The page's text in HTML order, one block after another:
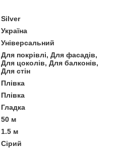
Silver
Україна
Універсальний
Для покрівлі, Для фасадів,
Для цоколів, Для балконів,
Для стін
Плівка
Плівка
Гладка
50 м
1.5 м
Сірий